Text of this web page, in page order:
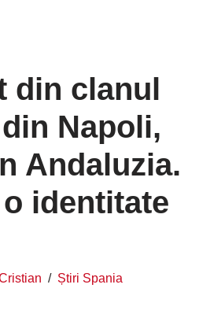
din clanul
Napoli,
Andaluzia.
identitate
Știri Spania